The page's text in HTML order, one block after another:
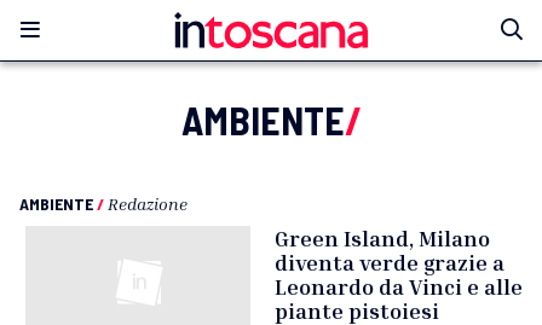
AMBIENTE/
AMBIENTE/ Redazione
Green Island, Milano
diventa verde grazie a
Leonardo da Vinci e alle
piante pistoiesi